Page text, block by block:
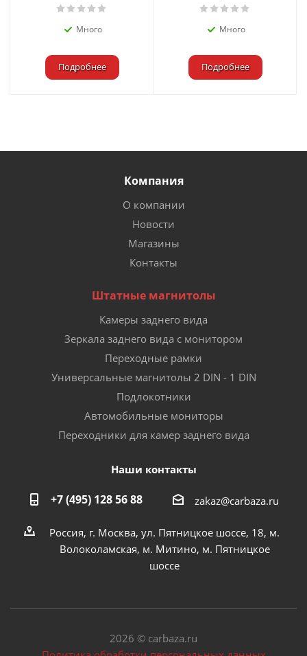
Много
Подробнее
Много
Подробнее
Компания
О компании
Новости
Магазины
Контакты
Штатные магнитолы
Камеры заднего вида
Зеркала заднего вида с монитором
Переходные рамки
Универсальные магнитолы 2 DIN - 1 DIN
Подлокотники
Автомобильные мониторы
Переходники для камер заднего вида
Наши контакты
+7 (495) 128 56 88 zakaz@carbaza.ru
Россия, г. Москва, ул. Пятницкое шоссе, 18, м.
Волоколамская, м. Митино, м. Пятницкое
шоссе
2026 © carbaza.ru